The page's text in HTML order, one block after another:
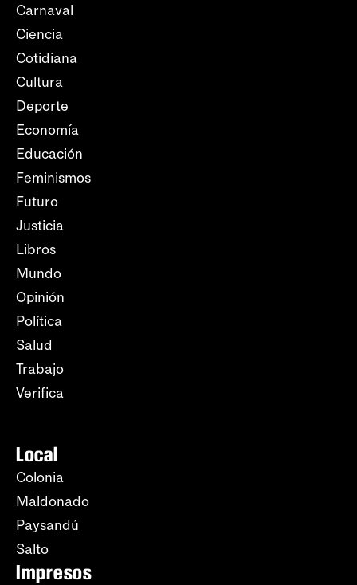
Carnaval
Ciencia
Cotidiana
Cultura
Deporte
Economía
Educación
Feminismos
Futuro
Justicia
Libros
Mundo
Opinión
Política
Salud
Trabajo
Verifica
Local
Colonia
Maldonado
Paysandú
Salto
Impresos